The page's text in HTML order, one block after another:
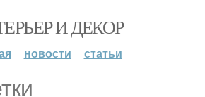
И ДЕКОР
новости статьи